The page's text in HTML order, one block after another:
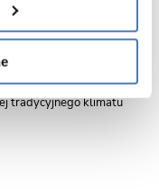
przyjemne,
także ceber z chochlą do
tradycyjnego klimatu